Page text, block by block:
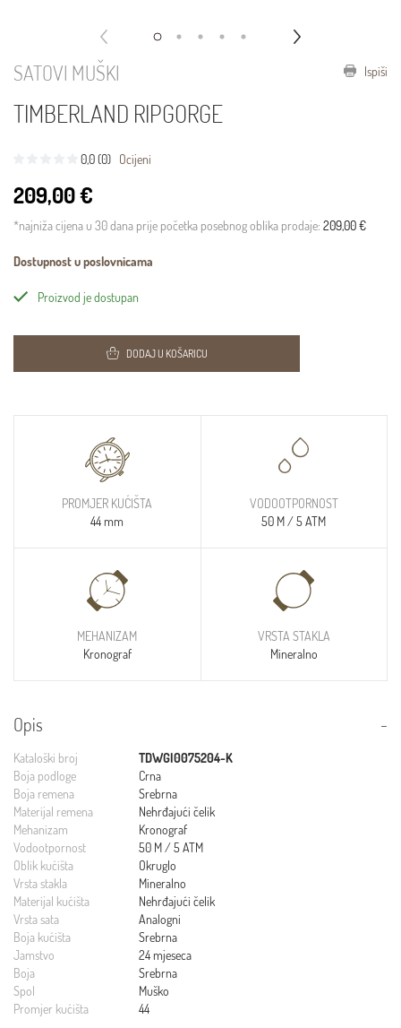
Ispiši
SATOVI MUŠKI
TIMBERLAND RIPGORGE
0,0 (0) Ocijeni
209,00 €
*najniža cijena u 30 dana prije početka posebnog oblika prodaje: 209,00 €
Dostupnost u poslovnicama
Proizvod je dostupan
DODAJ U KOŠARICU
PROMJER KUĆIŠTA
44 mm
VODOOTPORNOST
50 M / 5 ATM
MEHANIZAM
Kronograf
VRSTA STAKLA
Mineralno
Opis
Kataloški broj
TDWGI0075204-K
Boja podloge
Crna
Boja remena
Srebrna
Materijal remena
Nehrđajući čelik
Mehanizam
Kronograf
Vodootpornost
50 M / 5 ATM
Oblik kućišta
Okruglo
Vrsta stakla
Mineralno
Materijal kućišta
Nehrđajući čelik
Vrsta sata
Analogni
Boja kućišta
Srebrna
Jamstvo
24 mjeseca
Boja
Srebrna
Spol
Muško
Promjer kućišta
44